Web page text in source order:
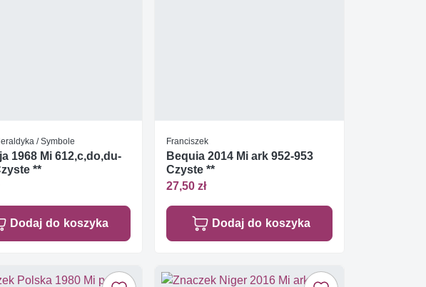
/ Symbole
1968 Mi 612,c,do,du-
**
Dodaj do koszyka
Franciszek
Bequia 2014 Mi ark 952-953
Czyste **
27,50 zł
Dodaj do koszyka